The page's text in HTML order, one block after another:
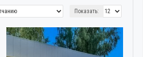
Показать: